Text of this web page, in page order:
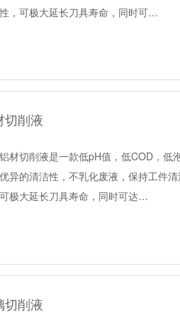
，可极大延长刀具寿命，同时可…
切削液
材切削液是一款低pH值，低COD，低
异的清洁性，不乳化废液，保持工件
极大延长刀具寿命，同时可达…
切削液